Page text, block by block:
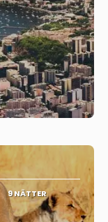
9 NÄTTER